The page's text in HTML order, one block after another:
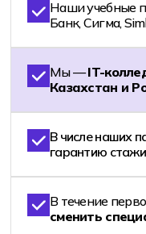
Наши учебные
Банк, Сигма,
Мы —IT-
Казахстан и
В числе наших
гарантию
В течение
сменить